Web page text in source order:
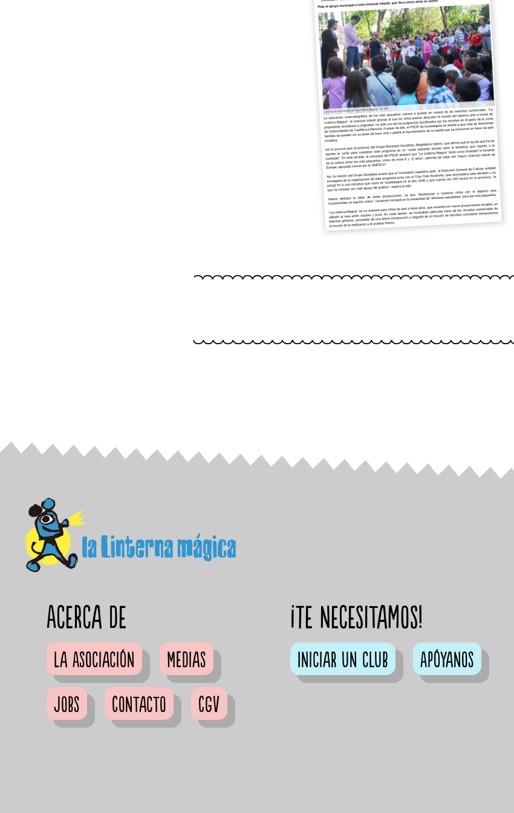
Acerca de
La Asociación
Medias
Jobs
Contacto CGV
¡Te necesitamos!
Iniciar un club Apóyanos